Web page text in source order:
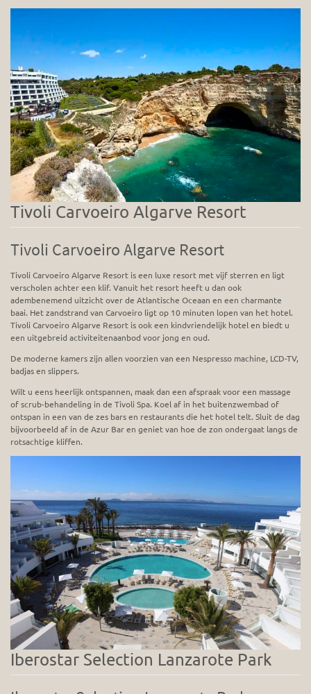
Tivoli Carvoeiro Algarve Resort
Tivoli Carvoeiro Algarve Resort
Tivoli Carvoeiro Algarve Resort is een luxe resort met vijf sterren en ligt
verscholen achter een klif. Vanuit het resort heeft u dan ook
adembenemend uitzicht over de Atlantische Oceaan en een charmante
baai. Het zandstrand van Carvoeiro ligt op 10 minuten lopen van het hotel.
Tivoli Carvoeiro Algarve Resort is ook een kindvriendelijk hotel en biedt u
een uitgebreid activiteitenaanbod voor jong en oud.
De moderne kamers zijn allen voorzien van een Nespresso machine, LCD-TV,
badjas en slippers.
Wilt u eens heerlijk ontspannen, maak dan een afspraak voor een massage
of scrub-behandeling in de Tivoli Spa. Koel af in het buitenzwembad of
ontspan in een van de zes bars en restaurants die het hotel telt. Sluit de dag
bijvoorbeeld af in de Azur Bar en geniet van hoe de zon ondergaat langs de
rotsachtige kliffen.
Iberostar Selection Lanzarote Park